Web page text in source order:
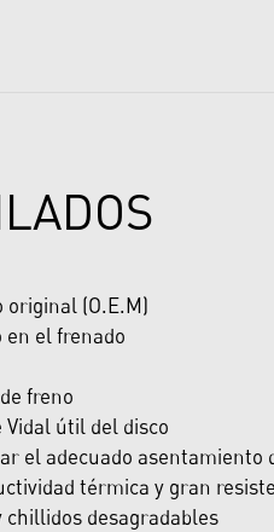
original (O.E.M)
el frenado
freno
útil del disco
el adecuado asentamiento
térmica y gran
desagradables